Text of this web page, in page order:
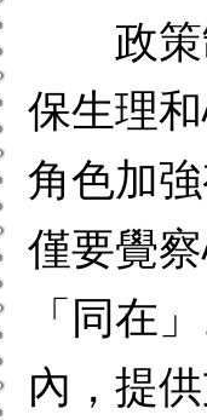
政策制
保生理
角色加
僅要覺
「同在
內，提